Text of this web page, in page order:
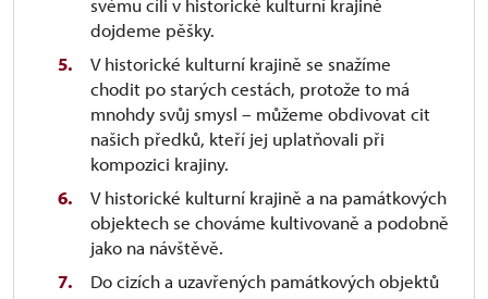
dojdeme pěšky.
V historické kulturní krajině se snažíme
chodit po starých cestách, protože to má
mnohdy svůj smysl – můžeme obdivovat cit
našich předků, kteří jej uplatňovali při
kompozici krajiny.
V historické kulturní krajině a na památkových
objektech se chováme kultivovaně a podobně
jako na návštěvě.
Do cizích a uzavřených památkových objektů